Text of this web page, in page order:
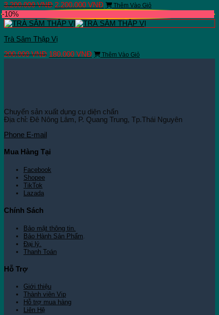
3.200.000VNĐ Giá
gốc
là:
3.200.000 VNĐ.
2.200.000 VNĐ Giá
hiện
tại
là:
Thêm Vào Giỏ
-10%
Trà Sâm Thập Vị
200.000VNĐ Giá
180.000 VNĐ GiáThêm Vào Giỏ
Chuyển sản xuất dụng cụ diện chẩn
Địa chỉ: Đê Nông Lâm, P. Quang Trung, Tp.Thái Nguyên
Phone E-mail
Mua Hàng Tại
Facebook
Shopee
TikTok
Lazada
Chính Sách
Bảo mật thông tin.
Bảo Hành Sản Phẩm
Đại lý.
Thanh Toán
Hỗ Trợ
Giới thiệu
Thành viên Vip
Hỗ trợ mua hàng
Liên Hệ